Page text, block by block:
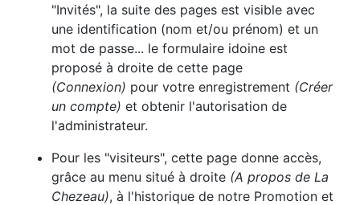
"Invités", la suite des pages est visible avec
une identification (nom et/ou prénom) et un
mot de passe... le formulaire idoine est
proposé à droite de cette page
(Connexion) pour votre enregistrement (Créer
un compte) et obtenir l'autorisation de
l'administrateur.
Pour les "visiteurs", cette page donne accès,
grâce au menu situé à droite (A propos de La
Chezeau), à l'historique de notre Promotion et